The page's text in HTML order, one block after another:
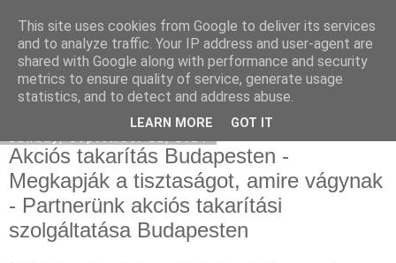
Keresőoptimalizálás : klíma
Akciós takarítás Budapesten -
Megkapják a tisztaságot, amire vágynak
- Partnerünk akciós takarítási
szolgáltatása Budapesten
This site uses cookies from Google to deliver its services
and to analyze traffic. Your IP address and user-agent are
shared with Google along with performance and security
metrics to ensure quality of service, generate usage
statistics, and to detect and address abuse.
LEARN MORE GOT IT